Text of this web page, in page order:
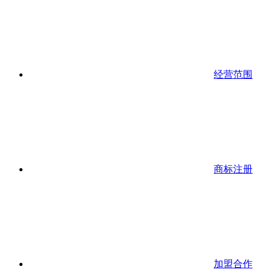
经营范围
商标注册
加盟合作